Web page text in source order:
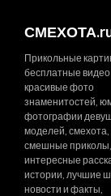
СМЕХОТА.ru
Прикольные
бесплатные видео
красивые фото
знаменитостей,
фотографии
моделей,
смешные приколы,
интересные
истории, лучшие
новости и факты,